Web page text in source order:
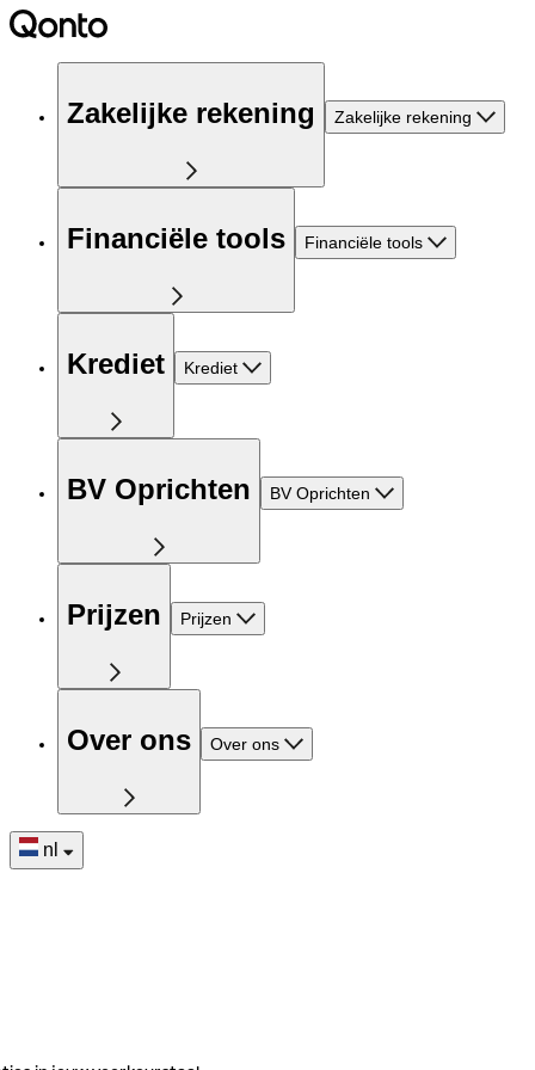
Zakelijke rekening Zakelijke rekening
Financiële tools Financiële tools
Krediet Krediet
BV Oprichten BV Oprichten
Prijzen Prijzen
Over ons Over ons
nl